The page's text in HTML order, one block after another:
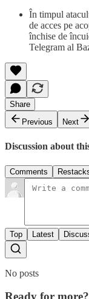
În timpul
de acces pe
închise de
Telegram al
Share
Previous
Next
Discussion about
Comments
Top Latest
No posts